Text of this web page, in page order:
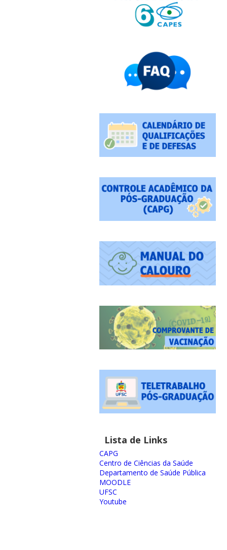
Lista de Links
CAPG
Centro de Ciências da Saúde
Departamento de Saúde Pública
MOODLE
UFSC
Youtube